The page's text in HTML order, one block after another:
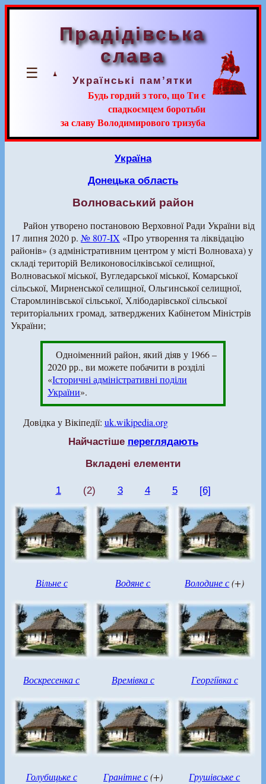
☰
Прадідівська
слава
Українські пам’ятки
Будь гордий з того, що Ти є
спадкоємцем боротьби
за славу Володимирового тризуба
Україна
Донецька область
Волноваський район
Район утворено постановою Верховної Ради України від
17 липня 2020 р. № 807-IX «Про утворення та ліквідацію
районів» (з адміністративним центром у місті Волноваха) у
складі територій Великоновосілківської селищної,
Волноваської міської, Вугледарської міської, Комарської
сільської, Мирненської селищної, Ольгинської селищної,
Старомлинівської сільської, Хлібодарівської сільської
територіальних громад, затверджених Кабінетом Міністрів
України;
Одноіменний район, який діяв у 1966 –
2020 рр., ви можете побачити в розділі
«Історичні адміністративні поділи
України».
Довідка у Вікіпедії: uk.wikipedia.org
Найчастіше переглядають
Вкладені елементи
1 (2) 3 4 5 [6]
Вільне с Водяне с Володине с(+)
Воскресенка с Времівка с Георгіївка с
Голубицьке с Гранітне с(+) Грушівське с